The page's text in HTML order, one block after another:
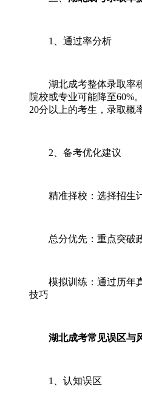
1、通过率分析
湖北成考整体录取率稳
院校或专业可能降至60%
20分以上的考生，录取概
2、备考优化建议
精准择校：选择招生计
总分优先：重点突破政
模拟训练：通过历年真
技巧
湖北成考常见误区与
1、认知误区